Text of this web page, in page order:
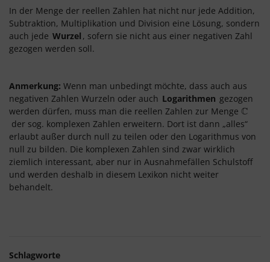
In der Menge der reellen Zahlen hat nicht nur jede Addition,
Subtraktion, Multiplikation und Division eine Lösung, sondern
auch jede Wurzel , sofern sie nicht aus einer negativen Zahl
gezogen werden soll.
Anmerkung: Wenn man unbedingt möchte, dass auch aus
negativen Zahlen Wurzeln oder auch Logarithmen gezogen
werden dürfen, muss man die reellen Zahlen zur Menge C
C
der sog. komplexen Zahlen erweitern. Dort ist dann „alles“
erlaubt außer durch null zu teilen oder den Logarithmus von
null zu bilden. Die komplexen Zahlen sind zwar wirklich
ziemlich interessant, aber nur in Ausnahmefällen Schulstoff
und werden deshalb in diesem Lexikon nicht weiter
behandelt.
Schlagworte